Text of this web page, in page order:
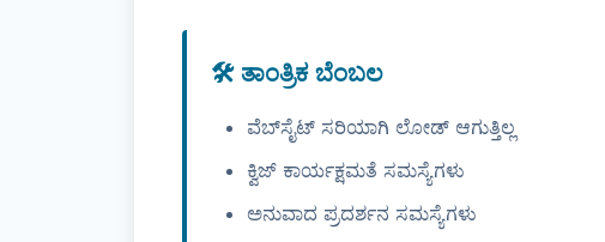
🛠️ ತಾಂತ್ರಿಕ ಬೆಂಬಲ
ವೆಬ್‌ಸೈಟ್ ಸರಿಯಾಗಿ ಲೋಡ್ ಆಗುತ್ತಿಲ್ಲ
ಕ್ವಿಜ್ ಕಾರ್ಯಕ್ಷಮತೆ ಸಮಸ್ಯೆಗಳು
ಅನುವಾದ ಪ್ರದರ್ಶನ ಸಮಸ್ಯೆಗಳು